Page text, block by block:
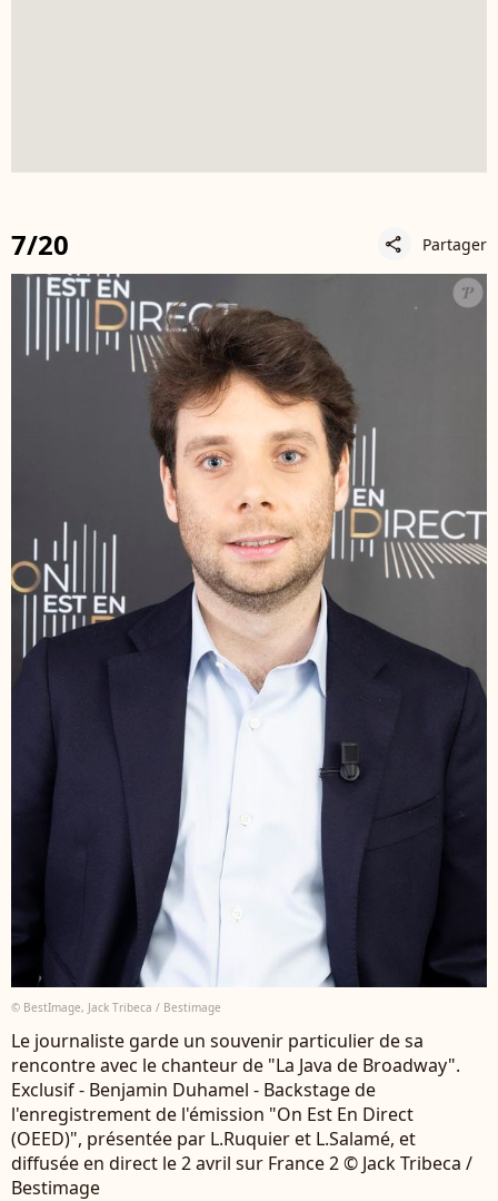
7/20 share Partager
© BestImage, Jack Tribeca / Bestimage
Le journaliste garde un souvenir particulier de sa
rencontre avec le chanteur de "La Java de Broadway".
Exclusif - Benjamin Duhamel - Backstage de
l'enregistrement de l'émission "On Est En Direct
(OEED)", présentée par L.Ruquier et L.Salamé, et
diffusée en direct le 2 avril sur France 2 © Jack Tribeca /
Bestimage